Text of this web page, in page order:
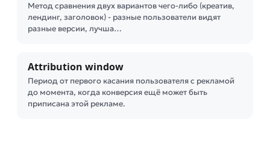
Метод сравнения двух вариантов чего-либо (креатив,
лендинг, заголовок) - разные пользователи видят
разные версии, лучша…
Attribution window
Период от первого касания пользователя с рекламой
до момента, когда конверсия ещё может быть
приписана этой рекламе.